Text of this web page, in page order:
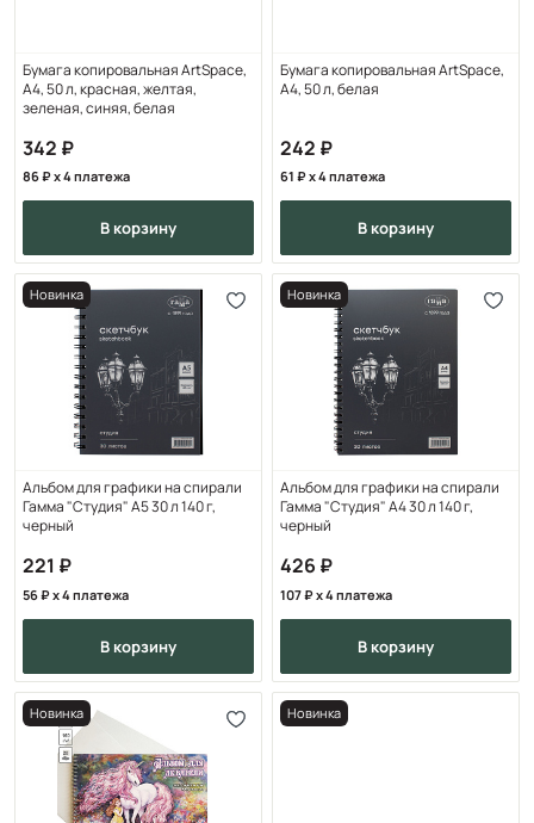
Бумага копировальная ArtSpace,
А4, 50 л, красная, желтая,
зеленая, синяя, белая
342
86 x 4 платежа
в корзину
Бумага копировальная ArtSpace,
А4, 50 л, белая
242
61 x 4 платежа
в корзину
Альбом для графики на спирали
Гамма "Студия" А5 30 л 140 г,
черный
221
56 x 4 платежа
в корзину
Новинка
Альбом для графики на спирали
Гамма "Студия" А4 30 л 140 г,
черный
426
107 x 4 платежа
в корзину
Новинка
Новинка Новинка